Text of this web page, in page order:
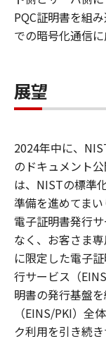
PQC証明書を組
での暗号化通信に
展望
2024年中に、
のドキュメント
は、NISTの標準
準備を進めてま
電子証明書発行
なく、お客さま
に限定した電子
行サービス（
明書の発行基盤
（EINS/PKI）全
ク利用を引き続き